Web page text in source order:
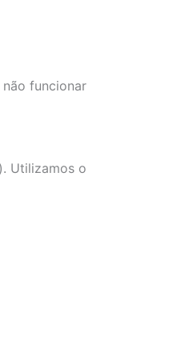
funcionar
Utilizamos o